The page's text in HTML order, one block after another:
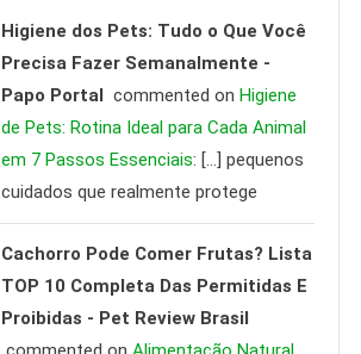
Higiene dos Pets: Tudo o Que Você
Precisa Fazer Semanalmente -
Papo Portal commented onHigiene
de Pets: Rotina Ideal para Cada Animal
em 7 Passos Essenciais: […] pequenos
cuidados que realmente protege
Cachorro Pode Comer Frutas? Lista
TOP 10 Completa Das Permitidas E
Proibidas - Pet Review Brasil